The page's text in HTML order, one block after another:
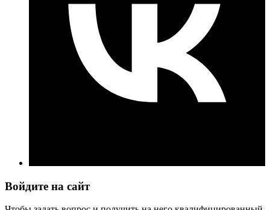
Войдите на сайт